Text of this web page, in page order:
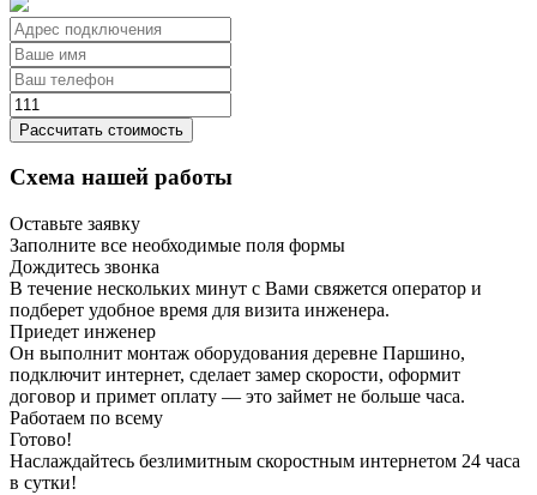
Рассчитать стоимость
Схема нашей работы
Оставьте заявку
Заполните все необходимые поля формы
Дождитесь звонка
В течение нескольких минут с Вами свяжется оператор и
подберет удобное время для визита инженера.
Приедет инженер
Он выполнит монтаж оборудования деревне Паршино,
подключит интернет, сделает замер скорости, оформит
договор и примет оплату — это займет не больше часа.
Работаем по всему
Готово!
Наслаждайтесь безлимитным скоростным интернетом 24 часа
в сутки!